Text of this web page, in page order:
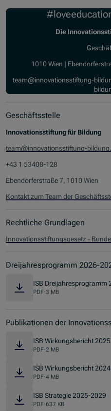
Die
1010 Wien |
team@innovationsstiftung-
Geschäftsstelle
Innovationsstiftung für Bildung
team@innovationsstiftung-
+43 1 53408-128
Ebendorferstraße 7, 1010 Wien
Kontakt zum Team der
Rechtliche Grundlagen
Innovationsstiftungsgesetz -
Dreijahresprogramm 2026-
ISB Dreijahresprogramm
PDF·3 MB
Publikationen der
ISB Wirkungsbericht 2025
PDF·2 MB
ISB Wirkungsbericht 2024
PDF·4 MB
ISB Strategie 2025-2029
PDF·637 KB